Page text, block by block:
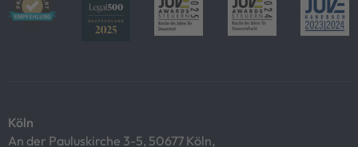
Köln
An der Pauluskirche 3-5, 50677 Köln,